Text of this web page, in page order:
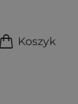
Koszyk